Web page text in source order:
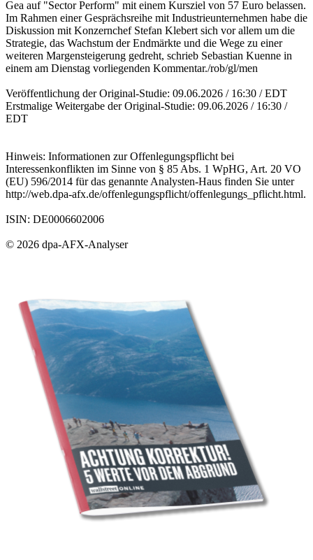
Gea auf "Sector Perform" mit einem Kursziel von 57 Euro belassen.
Im Rahmen einer Gesprächsreihe mit Industrieunternehmen habe die
Diskussion mit Konzernchef Stefan Klebert sich vor allem um die
Strategie, das Wachstum der Endmärkte und die Wege zu einer
weiteren Margensteigerung gedreht, schrieb Sebastian Kuenne in
einem am Dienstag vorliegenden Kommentar./rob/gl/men
Veröffentlichung der Original-Studie: 09.06.2026 / 16:30 / EDT
Erstmalige Weitergabe der Original-Studie: 09.06.2026 / 16:30 /
EDT
Hinweis: Informationen zur Offenlegungspflicht bei
Interessenkonflikten im Sinne von § 85 Abs. 1 WpHG, Art. 20 VO
(EU) 596/2014 für das genannte Analysten-Haus finden Sie unter
http://web.dpa-afx.de/offenlegungspflicht/offenlegungs_pflicht.html.
ISIN: DE0006602006
© 2026 dpa-AFX-Analyser